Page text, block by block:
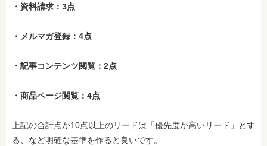
・資料請求：3点
・メルマガ登録：4点
・記事コンテンツ閲覧：2点
・商品ページ閲覧：4点
上記の合計点が10点以上のリードは「優先度が高いリード」とす
る、など明確な基準を作ると良いです。